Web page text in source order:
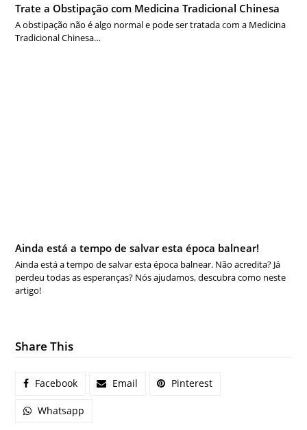
Trate a Obstipação com Medicina Tradicional Chinesa
A obstipação não é algo normal e pode ser tratada com a Medicina
Tradicional Chinesa…
Ainda está a tempo de salvar esta época balnear!
Ainda está a tempo de salvar esta época balnear. Não acredita? Já
perdeu todas as esperanças? Nós ajudamos, descubra como neste
artigo!
Share This
Facebook Email Pinterest
Whatsapp